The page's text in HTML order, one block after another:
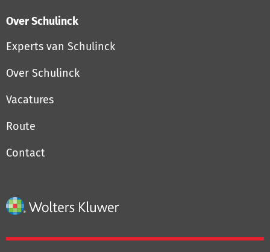
Over Schulinck
Experts van Schulinck
Over Schulinck
Vacatures
Route
Contact